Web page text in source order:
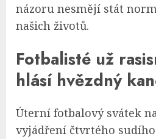
názoru nesmějí stát
našich životů.
Fotbalisté už
hlásí hvězdný
Úterní fotbalový svátek
vyjádření čtvrtého sudího